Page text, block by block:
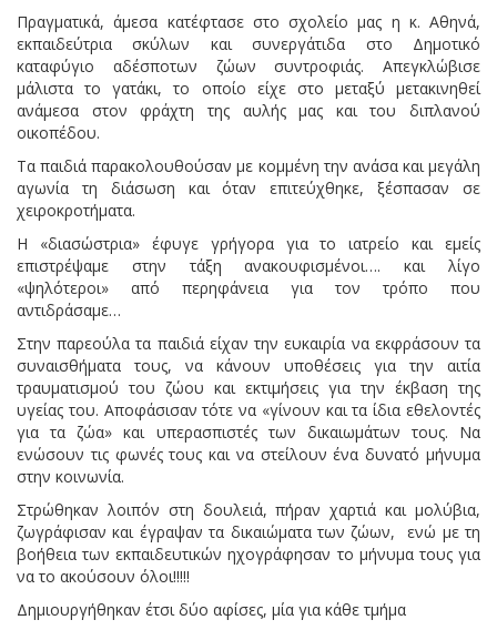
Πραγματικά, άμεσα κατέφτασε στο σχολείο μας η κ. Αθηνά,
εκπαιδεύτρια σκύλων και συνεργάτιδα στο Δημοτικό
καταφύγιο αδέσποτων ζώων συντροφιάς. Απεγκλώβισε
μάλιστα το γατάκι, το οποίο είχε στο μεταξύ μετακινηθεί
ανάμεσα στον φράχτη της αυλής μας και του διπλανού
οικοπέδου.
Τα παιδιά παρακολουθούσαν με κομμένη την ανάσα και μεγάλη
αγωνία τη διάσωση και όταν επιτεύχθηκε, ξέσπασαν σε
χειροκροτήματα.
Η «διασώστρια» έφυγε γρήγορα για το ιατρείο και εμείς
επιστρέψαμε στην τάξη ανακουφισμένοι…. και λίγο
«ψηλότεροι» από περηφάνεια για τον τρόπο που
αντιδράσαμε…
Στην παρεούλα τα παιδιά είχαν την ευκαιρία να εκφράσουν τα
συναισθήματα τους, να κάνουν υποθέσεις για την αιτία
τραυματισμού του ζώου και εκτιμήσεις για την έκβαση της
υγείας του. Αποφάσισαν τότε να «γίνουν και τα ίδια εθελοντές
για τα ζώα» και υπερασπιστές των δικαιωμάτων τους. Να
ενώσουν τις φωνές τους και να στείλουν ένα δυνατό μήνυμα
στην κοινωνία.
Στρώθηκαν λοιπόν στη δουλειά, πήραν χαρτιά και μολύβια,
ζωγράφισαν και έγραψαν τα δικαιώματα των ζώων, ενώ με τη
βοήθεια των εκπαιδευτικών ηχογράφησαν το μήνυμα τους για
να το ακούσουν όλοι!!!!!
Δημιουργήθηκαν έτσι δύο αφίσες, μία για κάθε τμήμα